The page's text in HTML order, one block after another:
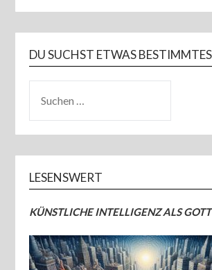
DU SUCHST ETWAS
NACH:
LESENSWERT
KÜNSTLICHE INTELLIGENZ ALS